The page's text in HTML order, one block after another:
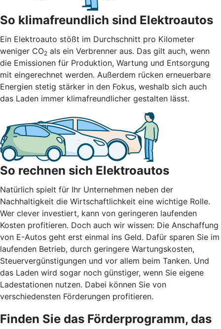
So klimafreundlich sind Elektroautos
Ein Elektroauto stößt im Durchschnitt pro Kilometer
weniger CO2 als ein Verbrenner aus. Das gilt auch, wenn
die Emissionen für Produktion, Wartung und Entsorgung
mit eingerechnet werden. Außerdem rücken erneuerbare
Energien stetig stärker in den Fokus, weshalb sich auch
das Laden immer klimafreundlicher gestalten lässt.
So rechnen sich Elektroautos
Natürlich spielt für Ihr Unternehmen neben der
Nachhaltigkeit die Wirtschaftlichkeit eine wichtige Rolle.
Wer clever investiert, kann von geringeren laufenden
Kosten profitieren. Doch auch wir wissen: Die Anschaffung
von E-Autos geht erst einmal ins Geld. Dafür sparen Sie im
laufenden Betrieb, durch geringere Wartungskosten,
Steuervergünstigungen und vor allem beim Tanken. Und
das Laden wird sogar noch günstiger, wenn Sie eigene
Ladestationen nutzen. Dabei können Sie von
verschiedensten Förderungen profitieren.
Finden Sie das Förderprogramm, das